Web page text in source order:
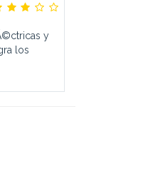
y
los